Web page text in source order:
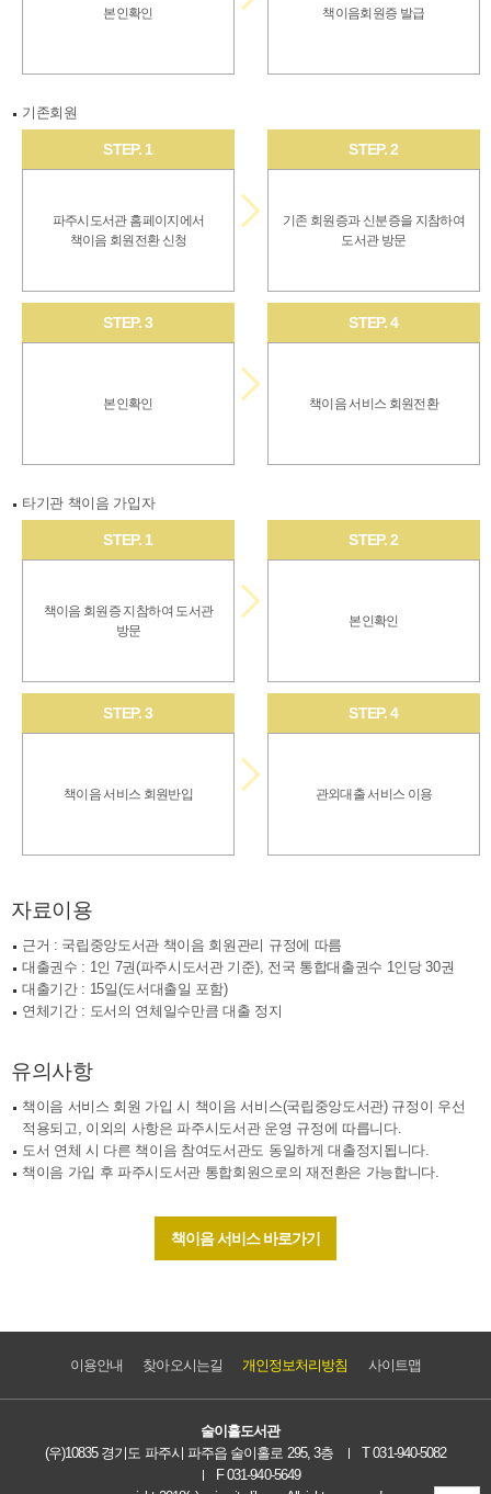
본인확인 책이음회원증 발급
기존회원
STEP. 1
파주시도서관 홈페이지에서
책이음 회원전환 신청
STEP. 2
기존 회원증과 신분증을 지참하여
도서관 방문
STEP. 3
본인확인
STEP. 4
책이음 서비스 회원전환
타기관 책이음 가입자
STEP. 1
책이음 회원증 지참하여 도서관
방문
STEP. 2
본인확인
STEP. 3
책이음 서비스 회원반입
STEP. 4
관외대출 서비스 이용
자료이용
근거 : 국립중앙도서관 책이음 회원관리 규정에 따름
대출권수 : 1인 7권(파주시도서관 기준), 전국 통합대출권수 1인당 30권
대출기간 : 15일(도서대출일 포함)
연체기간 : 도서의 연체일수만큼 대출 정지
유의사항
책이음 서비스 회원 가입 시 책이음 서비스(국립중앙도서관) 규정이 우선
적용되고, 이외의 사항은 파주시도서관 운영 규정에 따릅니다.
도서 연체 시 다른 책이음 참여도서관도 동일하게 대출정지됩니다.
책이음 가입 후 파주시도서관 통합회원으로의 재전환은 가능합니다.
책이음 서비스 바로가기
이용안내 찾아오시는길 개인정보처리방침 사이트맵
술이홀도서관
(우)10835 경기도 파주시 파주읍 술이홀로 295, 3층
T 031-940-5082
F 031-940-5649